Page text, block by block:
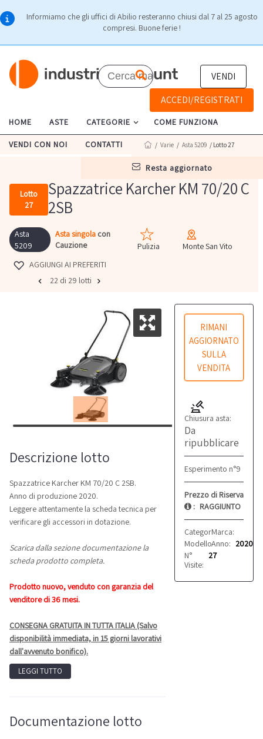
Informiamo che gli uffici di Abilio resteranno chiusi dal 7 al 25 agosto
compresi. Buone ferie !
VENDI
ACCEDI/REGISTRATI
HOME ASTE CATEGORIE COME FUNZIONA
VENDI CON NOI CONTATTI
resta aggiornato
/ Varie / Asta 5209 / Lotto 27
Lotto
27
Spazzatrice Karcher KM 70/20 C
2SB
Asta
5209
Asta singola con
Cauzione
Pulizia
Monte San Vito
AGGIUNGI AI PREFERITI
22 di 29 lotti
RIMANI
AGGIORNATO
SULLA
VENDITA
Chiusura asta:
Da
ripubblicare
Esperimento n°9
Prezzo di Riserva
: RAGGIUNTO
Categoria: Pulizia
Marca:
Modello: KM 70/20 C
Anno: 2020
N°
Visite:
27
Descrizione lotto
Spazzatrice Karcher KM 70/20 C 2SB.
Anno di produzione 2020.
Leggere attentamente la scheda tecnica per
verificare gli accessori in dotazione.
Scarica dalla sezione documentazione la
scheda prodotto completa.
Prodotto nuovo, venduto con garanzia del
venditore di 36 mesi.
CONSEGNA GRATUITA IN TUTTA ITALIA (Salvo
disponibilità immediata, in 15 giorni lavorativi
dall'avvenuto bonifico).
LEGGI TUTTO
Documentazione lotto